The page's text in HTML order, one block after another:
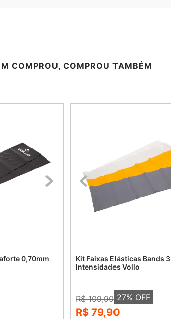
COMPROU, COMPROU TAMBÉM
0,70mm
Kit Faixas Elásticas Bands 3
Intensidades Vollo
R$ 109,90 27% OFF
R$ 79,90